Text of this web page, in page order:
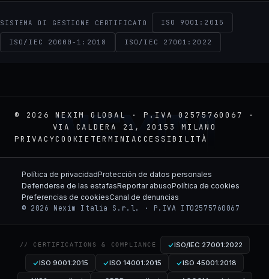
SISTEMA DI GESTIONE CERTIFICATO ISO 9001:2015
ISO/IEC 20000-1:2018 ISO/IEC 27001:2022
© 2026 NEXIM GLOBAL · P.IVA 02575760067 ·
VIA CALDERA 21, 20153 MILANO
PRIVACYCOOKIE TERMINI ACCESSIBILITÀ
NEXIM
Política de privacidadProtección de datos personales
Defenderse de las estafasReportar abusoPolítica de cookies
Preferencias de cookiesCanal de denuncias
© 2026 Nexim Italia S.r.l. · P.IVA IT02575760067
// CERTIFICATIONS & COMPLIANCE ISO/IEC 27001:2022
ISO 9001:2015 ISO 14001:2015 ISO 45001:2018